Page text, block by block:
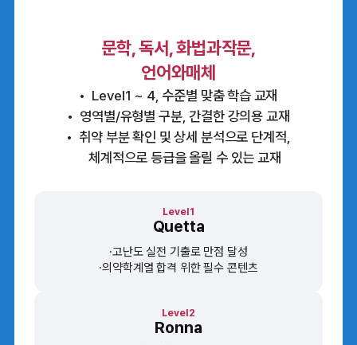
문학, 독서, 화법과작문,
언어와매체
Level1 ~ 4, 수준별 맞춤 학습 교재
영역별/유형별 구분, 간결한 강의용 교재
취약 부분 확인 및 상세 분석으로 단계적,
체계적으로 등급을 올릴 수 있는 교재
Level1
Quetta
고난도 실전 기출로 만점 달성
의약학계열 합격 위한 필수 콘텐츠
Level2
Ronna